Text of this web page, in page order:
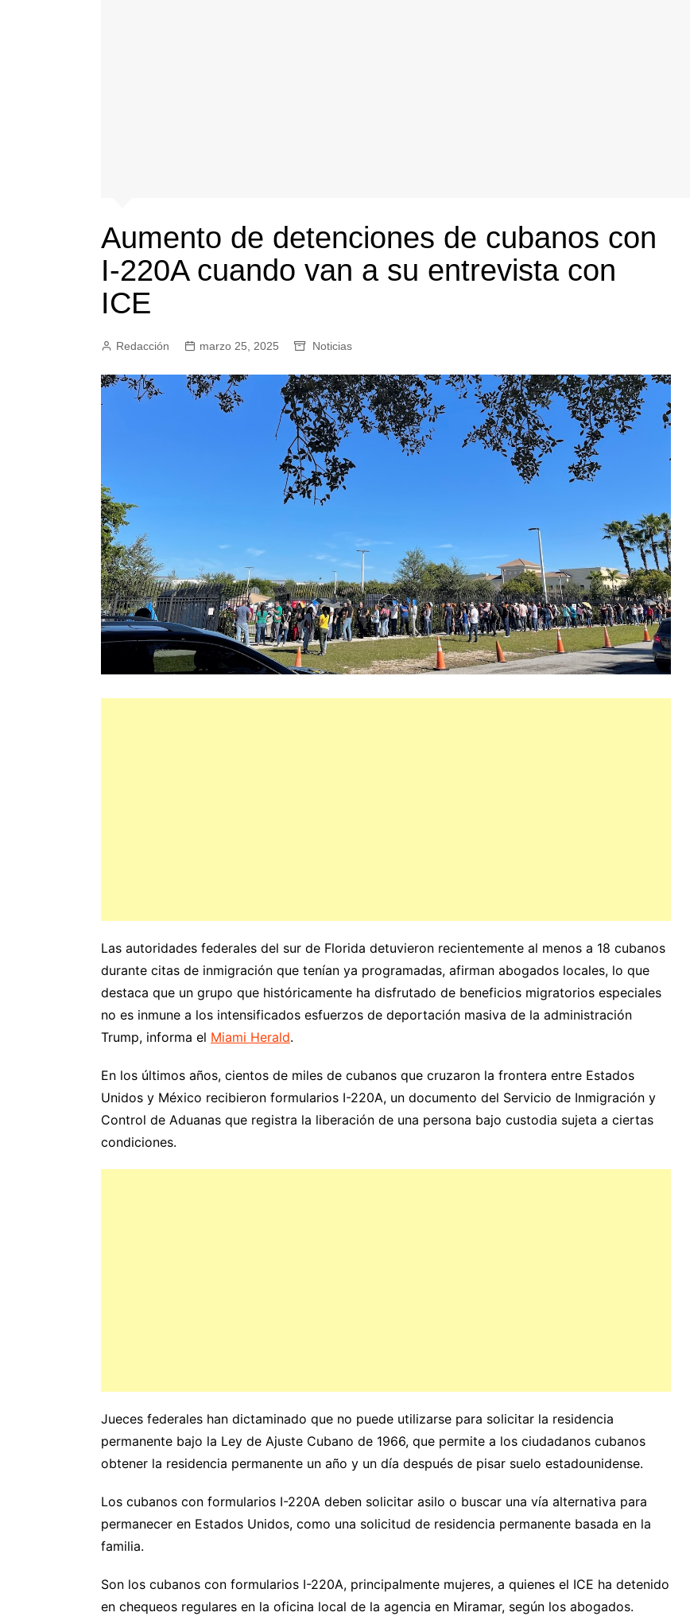
Aumento de detenciones de cubanos con
I-220A cuando van a su entrevista con
ICE
Redacción marzo 25, 2025 Noticias
Las autoridades federales del sur de Florida detuvieron recientemente al menos a 18 cubanos
durante citas de inmigración que tenían ya programadas, afirman abogados locales, lo que
destaca que un grupo que históricamente ha disfrutado de beneficios migratorios especiales
no es inmune a los intensificados esfuerzos de deportación masiva de la administración
Trump, informa el Miami Herald.
En los últimos años, cientos de miles de cubanos que cruzaron la frontera entre Estados
Unidos y México recibieron formularios I-220A, un documento del Servicio de Inmigración y
Control de Aduanas que registra la liberación de una persona bajo custodia sujeta a ciertas
condiciones.
Jueces federales han dictaminado que no puede utilizarse para solicitar la residencia
permanente bajo la Ley de Ajuste Cubano de 1966, que permite a los ciudadanos cubanos
obtener la residencia permanente un año y un día después de pisar suelo estadounidense.
Los cubanos con formularios I-220A deben solicitar asilo o buscar una vía alternativa para
permanecer en Estados Unidos, como una solicitud de residencia permanente basada en la
familia.
Son los cubanos con formularios I-220A, principalmente mujeres, a quienes el ICE ha detenido
en chequeos regulares en la oficina local de la agencia en Miramar, según los abogados.